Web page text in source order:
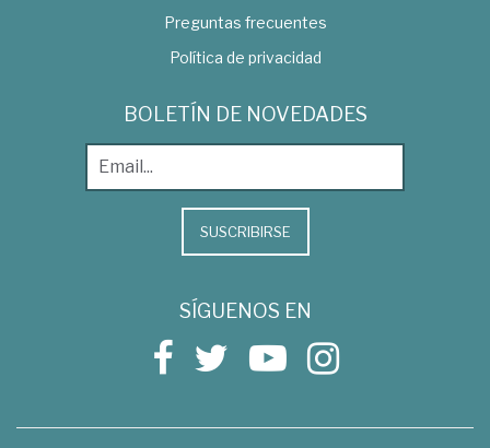
Preguntas frecuentes
Política de privacidad
BOLETÍN DE NOVEDADES
SUSCRIBIRSE
SÍGUENOS EN